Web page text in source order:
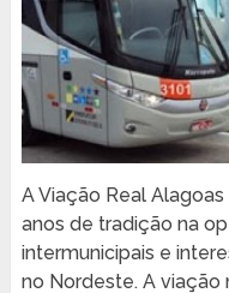
A Viação Real
anos de tradição na
intermunicipais e
no Nordeste. A viação